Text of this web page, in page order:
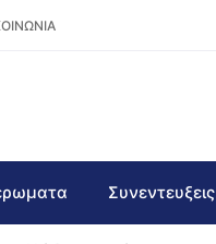
Συνεντευξεις